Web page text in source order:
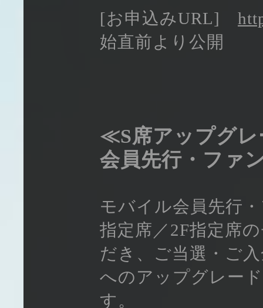
[お申込みURL]
始直前より公開
≪S席アップグレ
会員先行・ファ
モバイル会員先行
指定席／2F指定席
だき、ご当選・ご
へのアップグレー
す。